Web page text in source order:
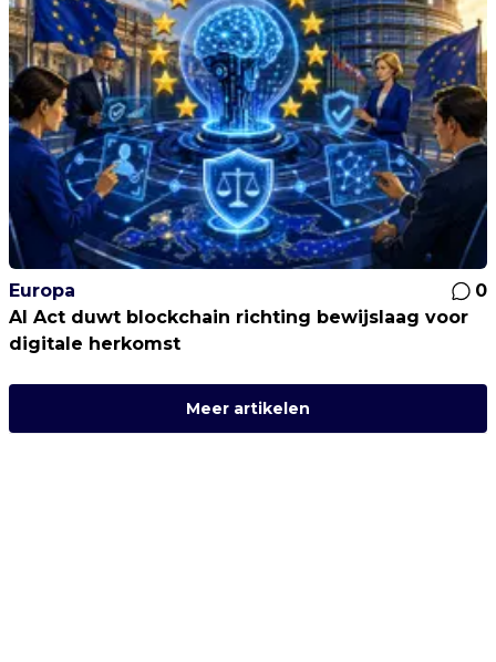
Europa
0
AI Act duwt blockchain richting bewijslaag voor
digitale herkomst
Meer artikelen